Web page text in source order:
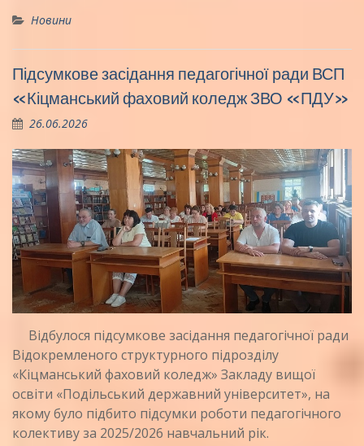
Новини
Підсумкове засідання педагогічної ради ВСП
«Кіцманський фаховий коледж ЗВО «ПДУ»
26.06.2026
Відбулося підсумкове засідання педагогічної ради
Відокремленого структурного підрозділу
«Кіцманський фаховий коледж» Закладу вищої
освіти «Подільський державний університет», на
якому було підбито підсумки роботи педагогічного
колективу за 2025/2026 навчальний рік.